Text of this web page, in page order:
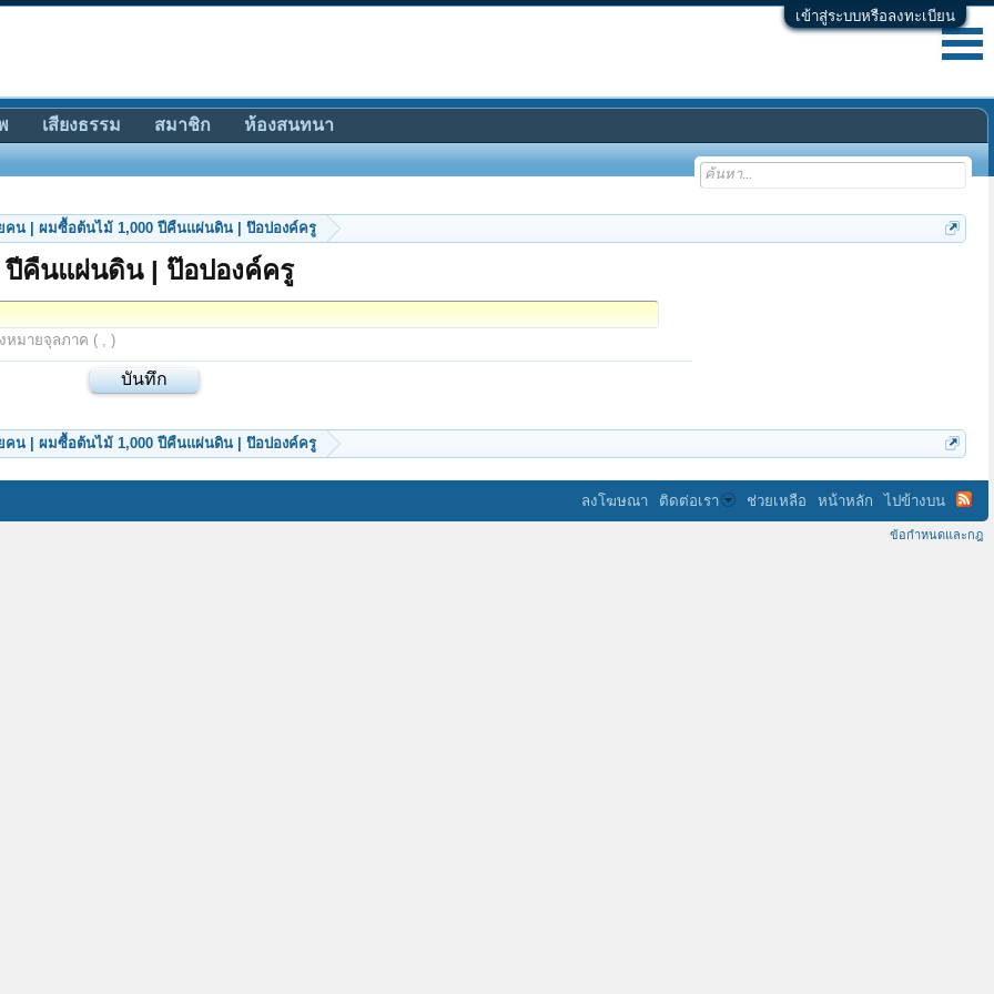
เข้าสู่ระบบหรือลงทะเบียน
คน | ผมซื้อต้นไม้ 1,000 ปีคืนแผ่นดิน | ป๊อปองค์ครู
คืนแผ่นดิน | ป๊อปองค์ครู
หมายจุลภาค ( , )
คน | ผมซื้อต้นไม้ 1,000 ปีคืนแผ่นดิน | ป๊อปองค์ครู
เสียงธรรม สมาชิก ห้องสนทนา
ลงโฆษณา ติดต่อเรา ช่วยเหลือ หน้าหลัก ไปข้างบน
ข้อกำหนดและกฎ